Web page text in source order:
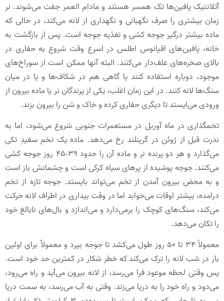
آتلانتیک پافین‌ها تک همسر هستند و مادام العمر جفت می‌شوند. نر
زمان بیشتری را صرف نگهبانی و نگهداری از لانه می‌کند، در حالی که
ماده بیشتر درگیر جوجه کشی و تغذیه جوجه است. پس از بازگشت به
خانه، پافین‌های اقیانوس اطلس در اسرع وقت شروع به حفاری در
بالای صخره‌های علف‌دار می‌کنند. البته آنها ممکن است از سوراخ‌های
موجود، دوباره استفاده کنند یا گاهی هم در شکاف‌ها و یا در میان
سنگ‌ها لانه کنند. در این زمان اغلب، یکی از پرندگان نر یا ماده بیرون از
ورودی می‌ایستد تا دیگری حفاری کرده و خاک و شن را بیرون بزند.
تخمگذاری در ماه آوریل در مستعمرات جنوبی شروع می‌شود، اما به
ندرت قبل از ژوئن در گرینلند رخ می‌دهد. ماده یک تخم سفیدِ تکی
می‌گذارد و هر دو پرنده نر و ماده آن را حدود 39-45 روز جوجه کشی
می‌کنند. جوجه پوشیده از پرهای سیاه کرکی است و چشمانش باز است
و به محض بیرون آمدن از تخم می‌تواند بایستد. جوجه تازه از تخم
درامده، بیشتر اوقات می‌خوابد اما در وقت بیداری در اطراف لانه‌ حرکت
می‌کند، سنگ‌های کوچک را برمی‌دارد و می‌اندازد و بال‌های نابالغ خود
را تکان می‌دهد.
معمولاً 34 تا 50 روز طول می‌کشد تا جوجه بپرد و معمولاً برای اولین
بار در شب لانه را ترک می‌کند که خطر شکار در کمترین حد خود است.
پس وقتی لحظه موعود فرا می‌رسد، از لانه بیرون می‌آید و راه می‌رود،
می‌دود و راه خود را به دریا می‌زند. وقتی به آب می‌رسد، به سمت دریا